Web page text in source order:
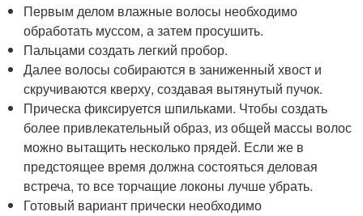
Первым делом влажные волосы необходимо
обработать муссом, а затем просушить.
Пальцами создать легкий пробор.
Далее волосы собираются в заниженный хвост и
скручиваются кверху, создавая вытянутый пучок.
Прическа фиксируется шпильками. Чтобы создать
более привлекательный образ, из общей массы волос
можно вытащить несколько прядей. Если же в
предстоящее время должна состояться деловая
встреча, то все торчащие локоны лучше убрать.
Готовый вариант прически необходимо